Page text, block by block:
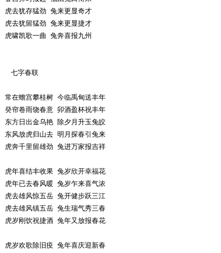
虎去犹存猛劲 兔来更显奇才
虎去犹留猛劲 兔来更显捷才
虎啸凯歌一曲 兔奔喜报九州
七字春联
常在蟾宫攀桂树 今临禹甸送丰年
癸帘卷雨饶春意 卯酒盈杯祝丰年
东方日出金乌艳 除夕月升玉兔皎
东风放虎归山去 明月探春引兔来
虎奔千里留雄劲 兔进万家报吉祥
虎年喜结丰收果 兔岁欣开幸福花
虎年已去春风暖 兔岁乍来喜气浓
虎去雄风惊五岳 兔开健步跃三江
虎去雄风镇五岳 兔生瑞气秀三春
虎岁刚饮祝捷酒 兔年又放报春花
虎岁欢歌除旧疫 兔年喜庆迎新春